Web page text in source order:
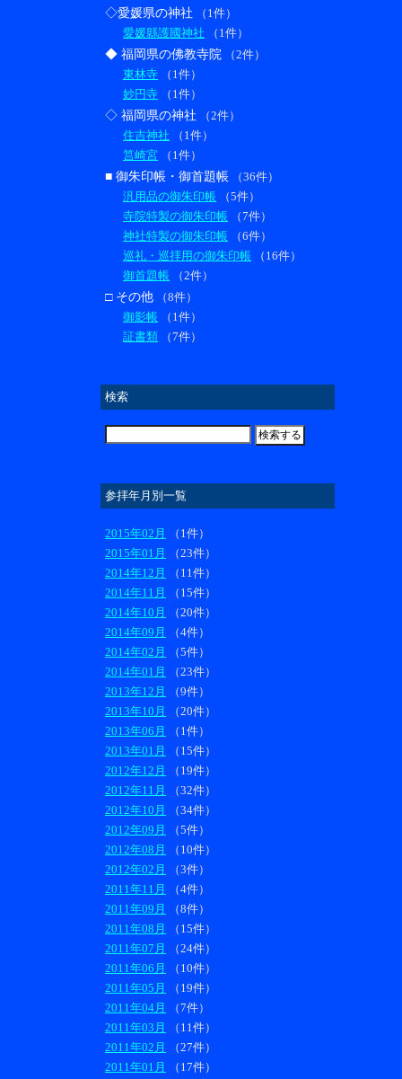
◇愛媛県の神社 （1件）
愛媛縣護國神社 （1件）
◆ 福岡県の佛教寺院 （2件）
東林寺 （1件）
妙円寺 （1件）
◇ 福岡県の神社 （2件）
住吉神社 （1件）
筥崎宮 （1件）
■ 御朱印帳・御首題帳 （36件）
汎用品の御朱印帳 （5件）
寺院特製の御朱印帳 （7件）
神社特製の御朱印帳 （6件）
巡礼・巡拝用の御朱印帳 （16件）
御首題帳 （2件）
□ その他 （8件）
御影帳 （1件）
証書類 （7件）
検索
参拝年月別一覧
2015年02月
（1件）
2015年01月
（23件）
2014年12月
（11件）
2014年11月
（15件）
2014年10月
（20件）
2014年09月
（4件）
2014年02月
（5件）
2014年01月
（23件）
2013年12月
（9件）
2013年10月
（20件）
2013年06月
（1件）
2013年01月
（15件）
2012年12月
（19件）
2012年11月
（32件）
2012年10月
（34件）
2012年09月
（5件）
2012年08月
（10件）
2012年02月
（3件）
2011年11月
（4件）
2011年09月
（8件）
2011年08月
（15件）
2011年07月
（24件）
2011年06月
（10件）
2011年05月
（19件）
2011年04月
（7件）
2011年03月
（11件）
2011年02月
（27件）
2011年01月
（17件）